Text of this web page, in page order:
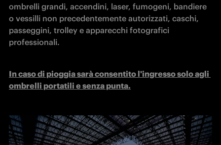
ombrelli grandi, accendini, laser, fumogeni, bandiere
o vessilli non precedentemente autorizzati, caschi,
passeggini, trolley e apparecchi fotografici
professionali.
In caso di pioggia sarà consentito l'ingresso solo agli
ombrelli portatili e senza punta.